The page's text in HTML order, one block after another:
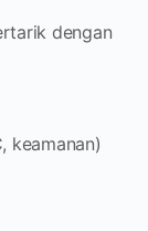
dengan
keamanan)